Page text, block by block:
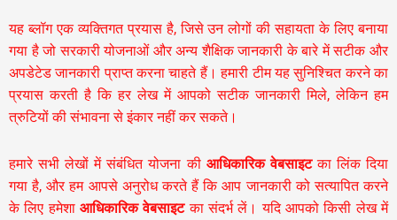
यह ब्लॉग एक व्यक्तिगत प्रयास है, जिसे उन लोगों की सहायता के लिए बनाया
गया है जो सरकारी योजनाओं और अन्य शैक्षिक जानकारी के बारे में सटीक और
अपडेटेड जानकारी प्राप्त करना चाहते हैं। हमारी टीम यह सुनिश्चित करने का
प्रयास करती है कि हर लेख में आपको सटीक जानकारी मिले, लेकिन हम
त्रुटियों की संभावना से इंकार नहीं कर सकते।
हमारे सभी लेखों में संबंधित योजना की आधिकारिक वेबसाइटका लिंक दिया
गया है, और हम आपसे अनुरोध करते हैं कि आप जानकारी को सत्यापित करने
के लिए हमेशा आधिकारिक वेबसाइटका संदर्भ लें। यदि आपको किसी लेख में